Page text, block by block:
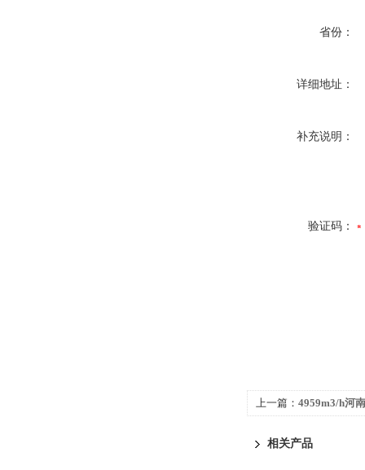
省份：
详细地址：
补充说明：
验证码：
上一篇： 4959m3/h河
相关产品